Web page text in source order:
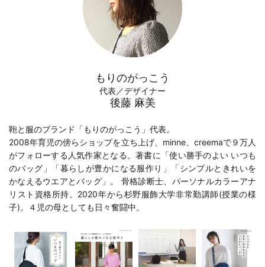
もりのがっこう
代表／デザイナー
後藤 麻美
鞄と服のブランド「もりのがっこう」代表。
2008年育児の傍らショップを立ち上げ、minne、creemaで９万人
がフォローする人気作家となる。著書に「使い勝手のよい いつも
のバッグ 」「暮らしが豊かになる服作り 」「シンプルときれいを
かなえるウエアとバッグ 」。 骨格診断士、パーソナルカラーアナ
リスト資格所持。2020年から杉野服飾大学非常勤講師(授業の様
子)。４児の母としても日々奮闘中。